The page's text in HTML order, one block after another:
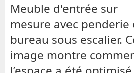
Meuble d'entrée sur
mesure avec penderie
bureau sous escalier.
image montre